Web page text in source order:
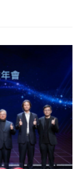
最新動向，成為「多